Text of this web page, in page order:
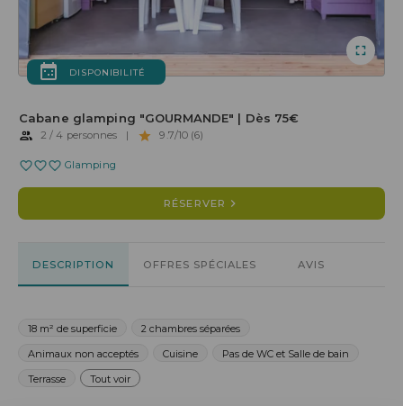
DISPONIBILITÉ
Cabane glamping "GOURMANDE" | Dès 75€
2 / 4 personnes | 9.7/10 (6)
Glamping
RÉSERVER
DESCRIPTION OFFRES SPÉCIALES AVIS
18 m² de superficie
2 chambres séparées
Animaux non acceptés
Cuisine
Pas de WC et Salle de bain
Terrasse
Tout voir